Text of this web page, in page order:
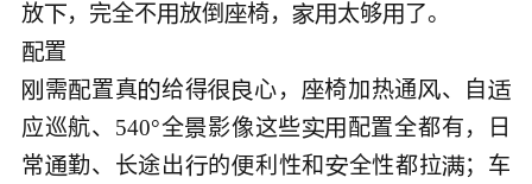
放，完全不放倒 椅，  太够

 需置真给得 心， 椅加热通、自
应巡航、540°全影像这些 配置全都有，日
常勤、长途出的利性和 全性都拉；车